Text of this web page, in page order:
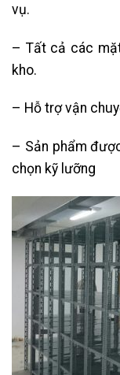
vụ.
– Tất cả các
kho.
– Hỗ trợ vận
– Sản phẩm
chọn kỹ lưỡng